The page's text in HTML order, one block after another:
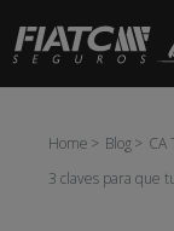
Saltar al
Home Blog
CA
3 claves para que